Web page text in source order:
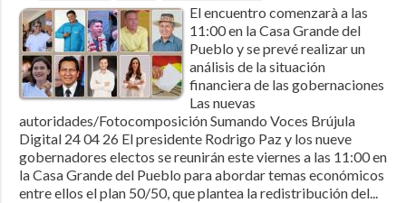
El encuentro comenzarà a las
11:00 en la Casa Grande del
Pueblo y se prevé realizar un
análisis de la situación
financiera de las gobernaciones
Las nuevas
autoridades/Fotocomposición Sumando Voces Brújula
Digital 24 04 26 El presidente Rodrigo Paz y los nueve
gobernadores electos se reunirán este viernes a las 11:00 en
la Casa Grande del Pueblo para abordar temas económicos
entre ellos el plan 50/50, que plantea la redistribución del...